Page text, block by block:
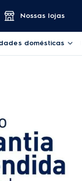
Nossas lojas
domésticas